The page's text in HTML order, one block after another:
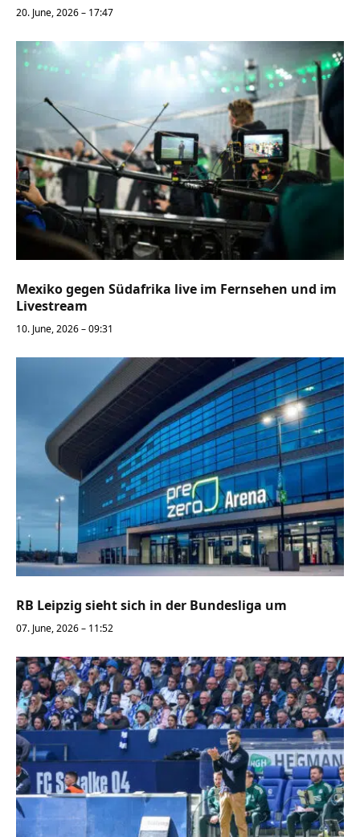
20. June, 2026 – 17:47
Mexiko gegen Südafrika live im Fernsehen und im
Livestream
10. June, 2026 – 09:31
RB Leipzig sieht sich in der Bundesliga um
07. June, 2026 – 11:52